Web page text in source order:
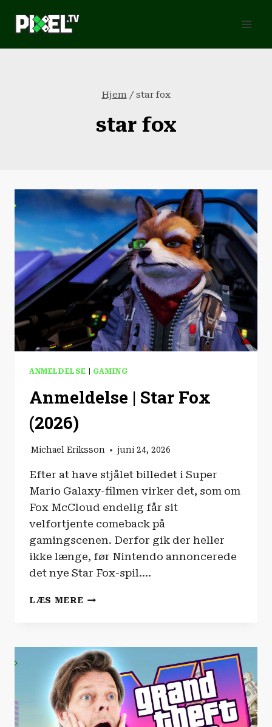
Hjem / star fox
star fox
ANMELDELSE GAMING
Anmeldelse | Star Fox
(2026)
Michael Eriksson juni 24, 2026
Efter at have stjålet billedet i Super
Mario Galaxy-filmen virker det, som om
Fox McCloud endelig får sit
velfortjente comeback på
gamingscenen. Derfor gik der heller
ikke længe, før Nintendo annoncerede
det nye Star Fox-spil….
LÆS MERE ANMELDELSE
(2026)